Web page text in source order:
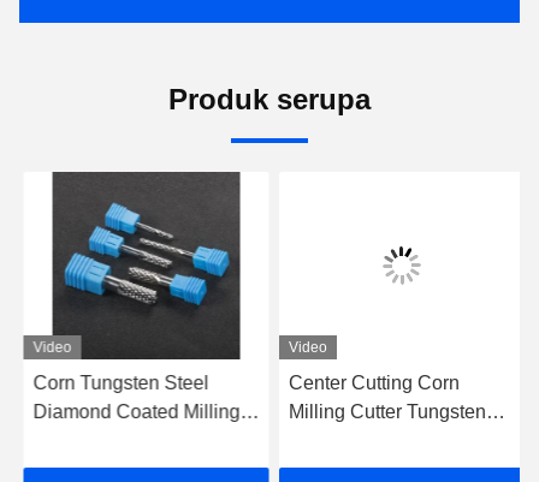
Produk serupa
Video
Corn Tungsten Steel
Diamond Coated Milling
Milling Cutter
Video
Center Cutting Corn
Milling Cutter Tungsten
Cutter